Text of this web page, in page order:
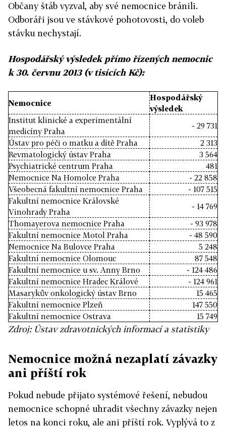
Občany štáb vyzval, aby své nemocnice bránili.
Odboráři jsou ve stávkové pohotovosti, do voleb
stávku nechystají.
Hospodářský výsledek přímo řízených nemocnic
k 30. červnu 2013 (v tisících Kč):
Nemocnice
Hospodářský
výsledek
Institut klinické a experimentální
medicíny Praha
- 29 731
Ústav pro péči o matku a dítě Praha
2 313
Revmatologický ústav Praha
3 564
Psychiatrické centrum Praha
481
Nemocnice Na Homolce Praha
- 22 858
Všeobecná fakultní nemocnice Praha
- 107 515
Fakultní nemocnice Královské
Vinohrady Praha
- 14 769
Thomayerova nemocnice Praha
- 93 978
Fakultní nemocnice Motol Praha
- 48 590
Nemocnice Na Bulovce Praha
5 248
Fakultní nemocnice Olomouc
87 548
Fakultní nemocnice u sv. Anny Brno
- 124 486
Fakultní nemocnice Hradec Králové
- 124 961
Masarykův onkologický ústav Brno
15 465
Fakultní nemocnice Plzeň
147 550
Fakultní nemocnice Ostrava
15 749
Zdroj: Ústav zdravotnických informací a statistiky
Nemocnice možná nezaplatí závazky
ani příští rok
Pokud nebude přijato systémové řešení, nebudou
nemocnice schopné uhradit všechny závazky nejen
letos na konci roku, ale ani příští rok. Vyplývá to z